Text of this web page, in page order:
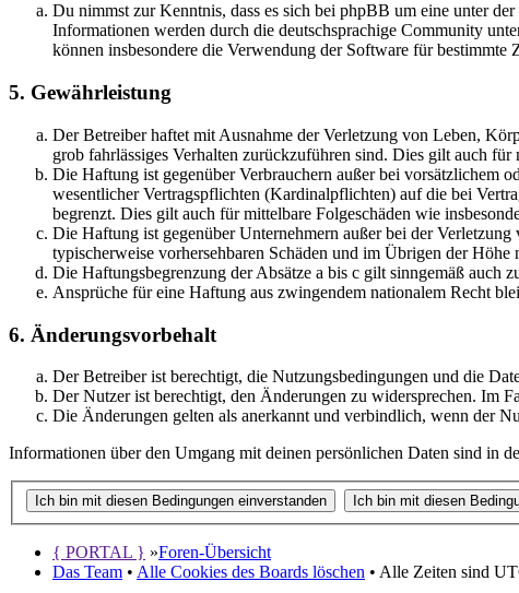
Du nimmst zur Kenntnis, dass es sich bei phpBB um eine unter
Informationen werden durch die deutschsprachige Community
können insbesondere die Verwendung der Software für
5. Gewährleistung
Der Betreiber haftet mit Ausnahme der Verletzung von Leben,
grob fahrlässiges Verhalten zurückzuführen sind. Dies gilt auch
Die Haftung ist gegenüber Verbrauchern außer bei vorsätzlichem
wesentlicher Vertragspflichten (Kardinalpflichten) auf die bei
begrenzt. Dies gilt auch für mittelbare Folgeschäden wie
Die Haftung ist gegenüber Unternehmern außer bei der
typischerweise vorhersehbaren Schäden und im Übrigen der
Die Haftungsbegrenzung der Absätze a bis c gilt sinngemäß auch
Ansprüche für eine Haftung aus zwingendem nationalem Recht
6. Änderungsvorbehalt
Der Betreiber ist berechtigt, die Nutzungsbedingungen und die
Der Nutzer ist berechtigt, den Änderungen zu widersprechen. Im
Die Änderungen gelten als anerkannt und verbindlich, wenn der
Informationen über den Umgang mit deinen persönlichen Daten sind in
{ PORTAL } »Foren-Übersicht
Das Team • Alle Cookies des Boards löschen • Alle Zeiten sind